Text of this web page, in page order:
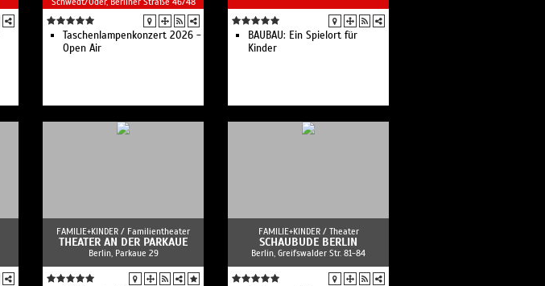
Taschenlampenkonzert 2026 -
Open Air
BAUBAU: Ein Spielort für
Kinder
FAMILIE+KINDER / Familientheater
THEATER AN DER PARKAUE
Berlin, Parkaue 29
FAMILIE+KINDER / Theater
SCHAUBUDE BERLIN
Berlin, Greifswalder Str. 81-84